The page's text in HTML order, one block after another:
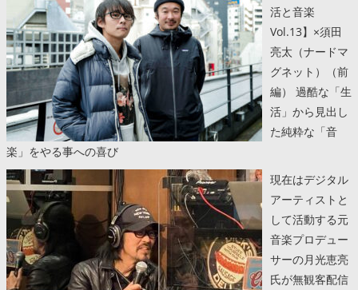
活と音楽
Vol.13】×須田
亮太（ナードマ
グネット）（前
編） 過酷な「生
活」から見出し
た純粋な「音
楽」をやる事への喜び
現在はデジタル
アーティストと
して活動する元
音楽プロデュー
サーの月光恵亮
氏が無観客配信